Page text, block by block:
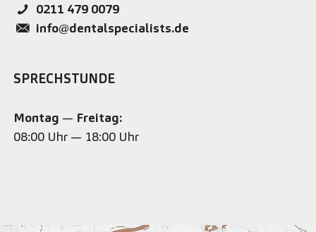
0211 479 0079
info@dentalspecialists.de
SPRECHSTUNDE
Montag — Freitag:
08:00 Uhr — 18:00 Uhr